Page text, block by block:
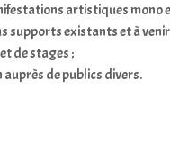
artistiques mono
supports existants et à
de stages ;
de publics divers.